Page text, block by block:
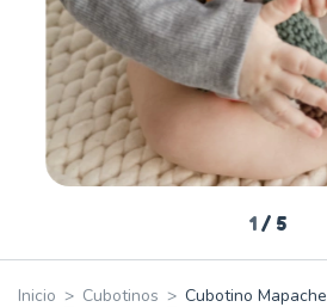
1 / 5
Inicio > Cubotinos > Cubotino Mapache